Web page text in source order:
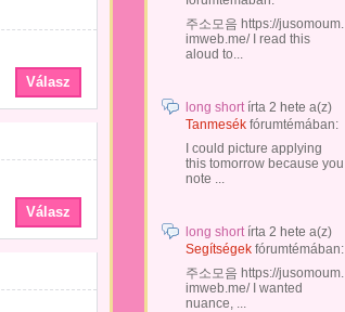
Válasz
Válasz
주소모음 https://jusomoum.
imweb.me/ I read this
aloud to...
long shortírta 2 hete a(z)
Tanmesék fórumtémában:
I could picture applying
this tomorrow because you
note ...
long shortírta 2 hete a(z)
Segítségek fórumtémában:
주소모음 https://jusomoum.
imweb.me/ I wanted
nuance, ...